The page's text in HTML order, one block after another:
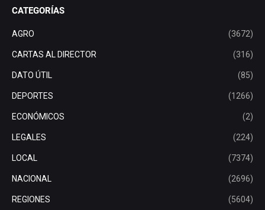
CATEGORÍAS
AGRO (3672)
CARTAS AL DIRECTOR (316)
DATO ÚTIL (85)
DEPORTES (1266)
ECONÓMICOS (2)
LEGALES (224)
LOCAL (7374)
NACIONAL (2696)
REGIONES (5604)